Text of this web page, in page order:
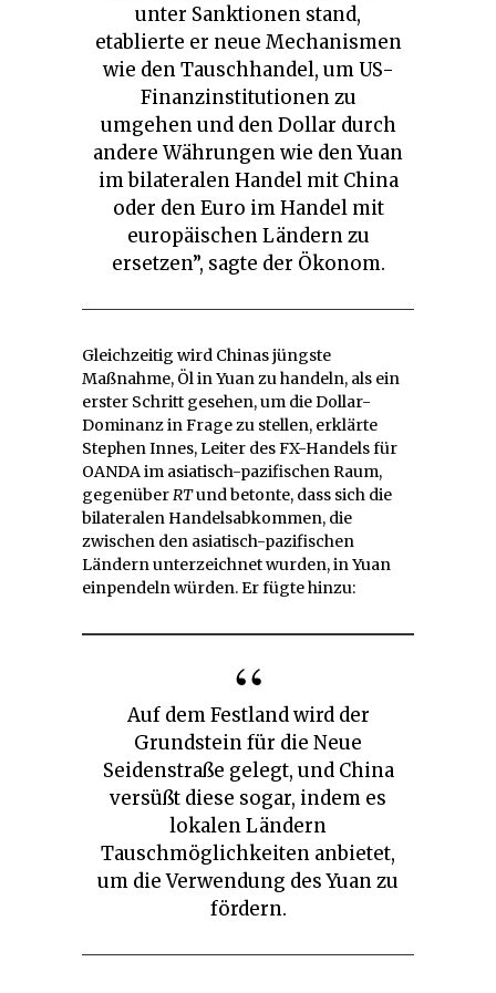
unter Sanktionen stand,
etablierte er neue Mechanismen
wie den Tauschhandel, um US-
Finanzinstitutionen zu
umgehen und den Dollar durch
andere Währungen wie den Yuan
im bilateralen Handel mit China
oder den Euro im Handel mit
europäischen Ländern zu
ersetzen”, sagte der Ökonom.
Gleichzeitig wird Chinas jüngste
Maßnahme, Öl in Yuan zu handeln, als ein
erster Schritt gesehen, um die Dollar-
Dominanz in Frage zu stellen, erklärte
Stephen Innes, Leiter des FX-Handels für
OANDA im asiatisch-pazifischen Raum,
gegenüberRTund betonte, dass sich die
bilateralen Handelsabkommen, die
zwischen den asiatisch-pazifischen
Ländern unterzeichnet wurden, in Yuan
einpendeln würden. Er fügte hinzu:
Auf dem Festland wird der
Grundstein für die Neue
Seidenstraße gelegt, und China
versüßt diese sogar, indem es
lokalen Ländern
Tauschmöglichkeiten anbietet,
um die Verwendung des Yuan zu
fördern.